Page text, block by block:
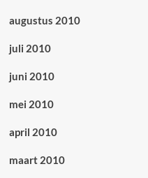
augustus 2010
juli 2010
juni 2010
mei 2010
april 2010
maart 2010